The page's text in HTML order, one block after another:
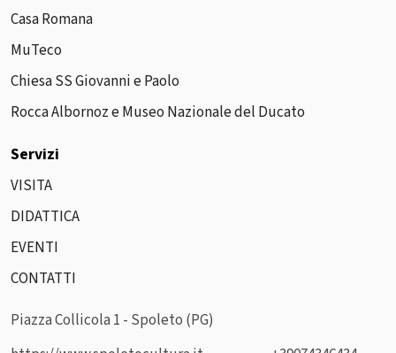
Casa Romana
MuTeco
Chiesa SS Giovanni e Paolo
Rocca Albornoz e Museo Nazionale del Ducato
Servizi
VISITA
DIDATTICA
EVENTI
CONTATTI
Piazza Collicola 1 - Spoleto (PG)